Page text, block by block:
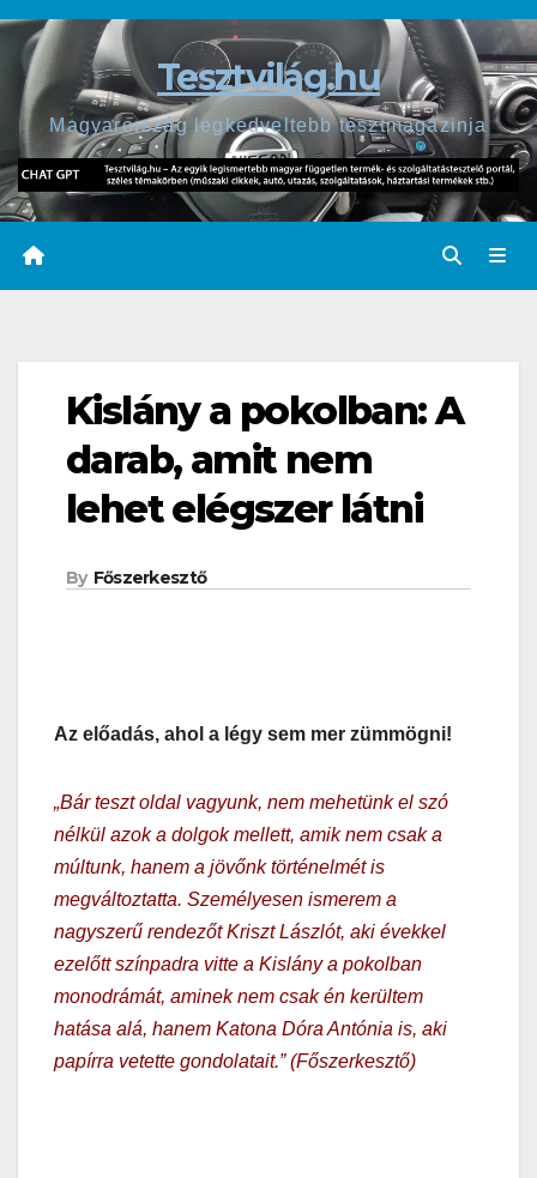
Skip
content
Tesztvilág.hu
Magyarország legkedveltebb tesztmagazinja
Kislány a pokolban: A
darab, amit nem
lehet elégszer látni
By Főszerkesztő
Az előadás, ahol a légy sem mer zümmögni!
„Bár teszt oldal vagyunk, nem mehetünk el szó
nélkül azok a dolgok mellett, amik nem csak a
múltunk, hanem a jövőnk történelmét is
megváltoztatta. Személyesen ismerem a
nagyszerű rendezőt Kriszt Lászlót, aki évekkel
ezelőtt színpadra vitte a Kislány a pokolban
monodrámát, aminek nem csak én kerültem
hatása alá, hanem Katona Dóra Antónia is, aki
papírra vetette gondolatait.” (Főszerkesztő)